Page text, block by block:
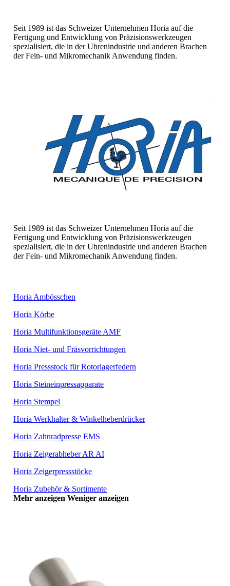
Seit 1989 ist das Schweizer Unternehmen Horia auf die
Fertigung und Entwicklung von Präzisionswerkzeugen
spezialisiert, die in der Uhrenindustrie und anderen Brachen
der Fein- und Mikromechanik Anwendung finden.
Seit 1989 ist das Schweizer Unternehmen Horia auf die
Fertigung und Entwicklung von Präzisionswerkzeugen
spezialisiert, die in der Uhrenindustrie und anderen Brachen
der Fein- und Mikromechanik Anwendung finden.
Horia Ambösschen
Horia Körbe
Horia Multifunktionsgeräte AMF
Horia Niet- und Fräsvorrichtungen
Horia Pressstock für Rotorlagerfedern
Horia Steineinpressapparate
Horia Stempel
Horia Werkhalter & Winkelheberdrücker
Horia Zahnradpresse EMS
Horia Zeigerabheber AR AI
Horia Zeigerpressstöcke
Horia Zubehör & Sortimente
Mehr anzeigen Weniger anzeigen